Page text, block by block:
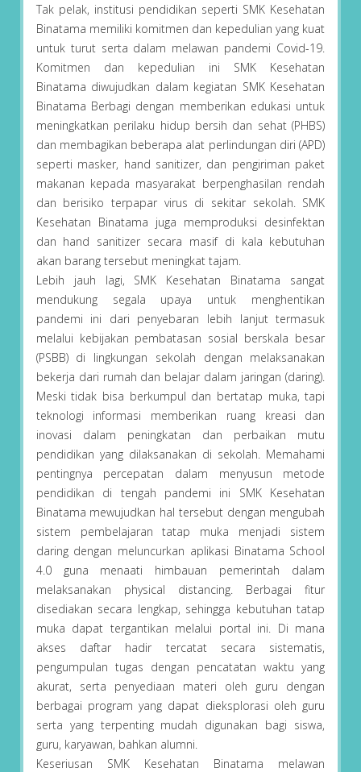
Tak pelak, institusi pendidikan seperti SMK Kesehatan
Binatama memiliki komitmen dan kepedulian yang kuat
untuk turut serta dalam melawan pandemi Covid-19.
Komitmen dan kepedulian ini SMK Kesehatan
Binatama diwujudkan dalam kegiatan SMK Kesehatan
Binatama Berbagi dengan memberikan edukasi untuk
meningkatkan perilaku hidup bersih dan sehat (PHBS)
dan membagikan beberapa alat perlindungan diri (APD)
seperti masker, hand sanitizer, dan pengiriman paket
makanan kepada masyarakat berpenghasilan rendah
dan berisiko terpapar virus di sekitar sekolah. SMK
Kesehatan Binatama juga memproduksi desinfektan
dan hand sanitizer secara masif di kala kebutuhan
akan barang tersebut meningkat tajam.
Lebih jauh lagi, SMK Kesehatan Binatama sangat
mendukung segala upaya untuk menghentikan
pandemi ini dari penyebaran lebih lanjut termasuk
melalui kebijakan pembatasan sosial berskala besar
(PSBB) di lingkungan sekolah dengan melaksanakan
bekerja dari rumah dan belajar dalam jaringan (daring).
Meski tidak bisa berkumpul dan bertatap muka, tapi
teknologi informasi memberikan ruang kreasi dan
inovasi dalam peningkatan dan perbaikan mutu
pendidikan yang dilaksanakan di sekolah. Memahami
pentingnya percepatan dalam menyusun metode
pendidikan di tengah pandemi ini SMK Kesehatan
Binatama mewujudkan hal tersebut dengan mengubah
sistem pembelajaran tatap muka menjadi sistem
daring dengan meluncurkan aplikasi Binatama School
4.0 guna menaati himbauan pemerintah dalam
melaksanakan physical distancing. Berbagai fitur
disediakan secara lengkap, sehingga kebutuhan tatap
muka dapat tergantikan melalui portal ini. Di mana
akses daftar hadir tercatat secara sistematis,
pengumpulan tugas dengan pencatatan waktu yang
akurat, serta penyediaan materi oleh guru dengan
berbagai program yang dapat dieksplorasi oleh guru
serta yang terpenting mudah digunakan bagi siswa,
guru, karyawan, bahkan alumni.
Keseriusan SMK Kesehatan Binatama melawan